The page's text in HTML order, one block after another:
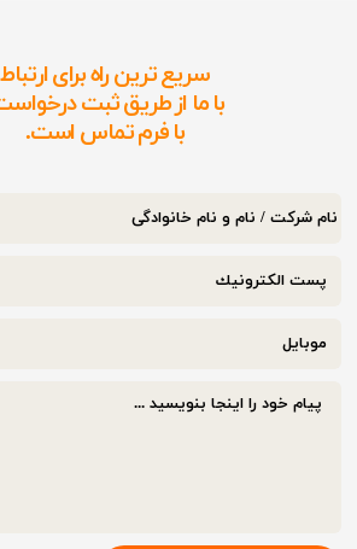
سریع ترین راه برای ارتباط
با ما از طریق ثبت
با فرم تماس است.